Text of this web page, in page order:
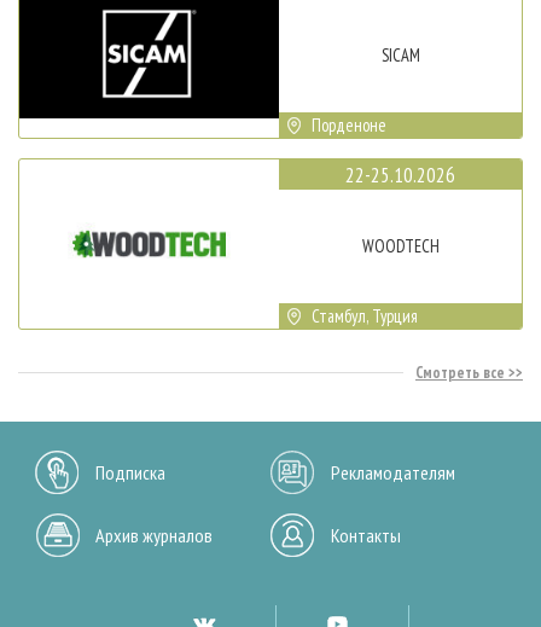
SICAM
Порденоне
22-25.10.2026
WOODTECH
Стамбул, Турция
Смотреть все
Подписка Рекламодателям
Архив журналов Контакты